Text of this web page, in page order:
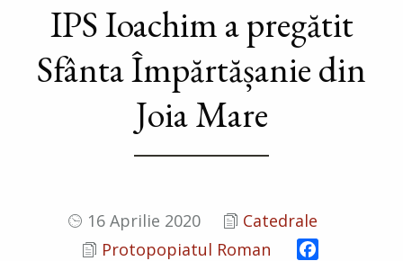
IPS Ioachim a pregătit
Sfânta Împărtășanie din
Joia Mare
16 Aprilie 2020
Catedrale
Protopopiatul Roman